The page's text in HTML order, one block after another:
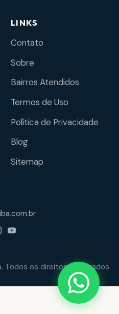
LINKS
Contato
Sobre
Bairros Atendidos
Termos de Uso
Política de Privacidade
Blog
Sitemap
Todos os direitos reservados.